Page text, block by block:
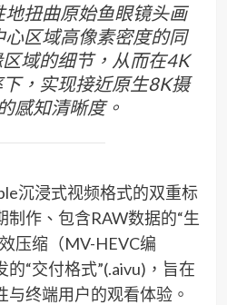
扭曲原始鱼眼镜头画
区域高像素密度的同
域的细节，从而在4K
，实现接近原生8K摄
感知清晰度。
沉浸式视频格式的双重标
制作、包含RAW数据的“生
压缩（MV-HEVC编
“交付格式”(.aivu)，旨在
终端用户的观看体验。